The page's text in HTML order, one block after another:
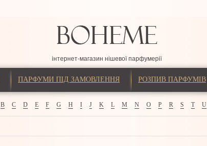
інтернет-магазин нішевої парфумерії
ПАРФУМИ ПІД ЗАМОВЛЕННЯ РОЗПИВ ПАРФУМІВ
B C D E F G H I J K L M N O P R S T U